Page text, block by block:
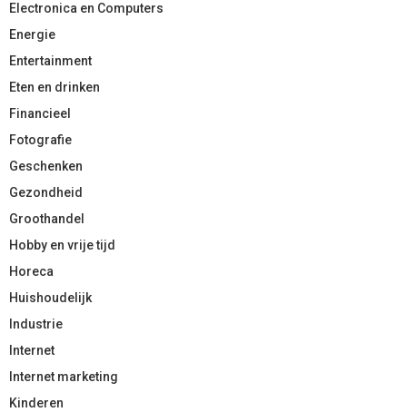
Electronica en Computers
Energie
Entertainment
Eten en drinken
Financieel
Fotografie
Geschenken
Gezondheid
Groothandel
Hobby en vrije tijd
Horeca
Huishoudelijk
Industrie
Internet
Internet marketing
Kinderen